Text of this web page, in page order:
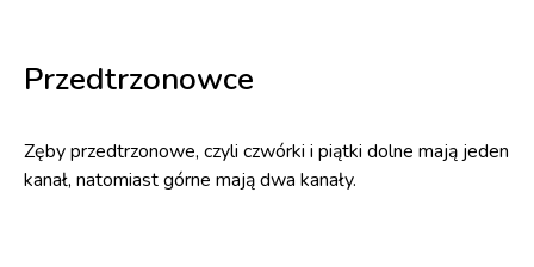
Przedtrzonowce
Zęby przedtrzonowe, czyli czwórki i piątki dolne mają jeden
kanał, natomiast górne mają dwa kanały.